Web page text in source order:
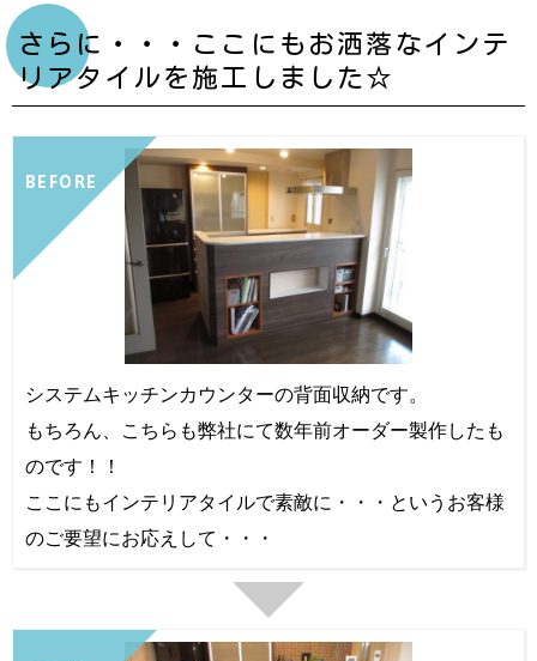
さらに・・・ここにもお洒落なインテ
リアタイルを施工しました☆
BEFORE
システムキッチンカウンターの背面収納です。
もちろん、こちらも弊社にて数年前オーダー製作したも
のです！！
ここにもインテリアタイルで素敵に・・・というお客様
のご要望にお応えして・・・